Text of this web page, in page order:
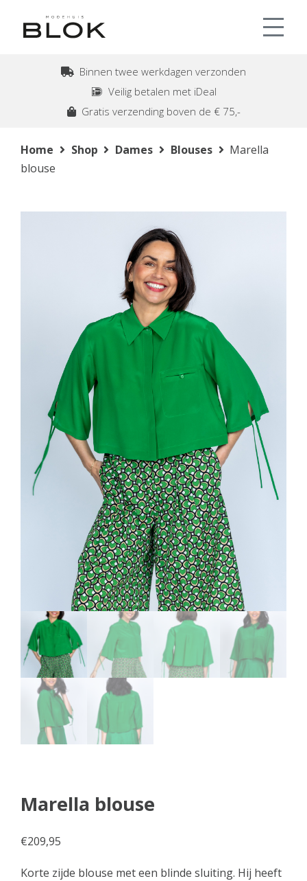
Binnen twee werkdagen verzonden
Veilig betalen met iDeal
Gratis verzending boven de € 75,-
Home Shop Dames Blouses
Marella
blouse
Marella blouse
€209,95
Korte zijde blouse met een blinde sluiting. Hij heeft